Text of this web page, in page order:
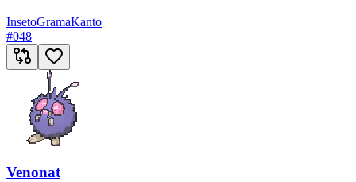
InsetoGramaKanto
#048
Venonat